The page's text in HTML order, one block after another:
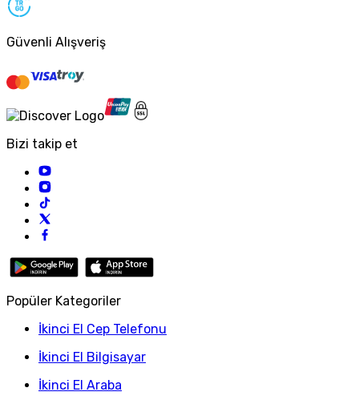
Güvenli Alışveriş
Bizi takip et
Popüler Kategoriler
İkinci El Cep Telefonu
İkinci El Bilgisayar
İkinci El Araba